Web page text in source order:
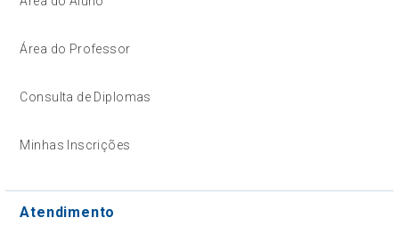
Área do Professor
Consulta de Diplomas
Minhas Inscrições
Atendimento